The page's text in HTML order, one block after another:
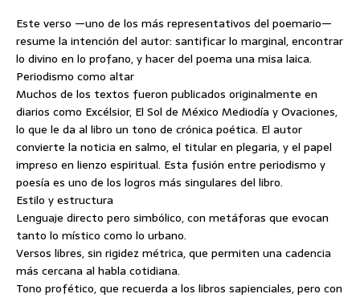
Este verso —uno de los más representativos del poemario—
resume la intención del autor: santificar lo marginal, encontrar
lo divino en lo profano, y hacer del poema una misa laica.
Periodismo como altar
Muchos de los textos fueron publicados originalmente en
diarios como Excélsior, El Sol de México Mediodía y Ovaciones,
lo que le da al libro un tono de crónica poética. El autor
convierte la noticia en salmo, el titular en plegaria, y el papel
impreso en lienzo espiritual. Esta fusión entre periodismo y
poesía es uno de los logros más singulares del libro.
Estilo y estructura
Lenguaje directo pero simbólico, con metáforas que evocan
tanto lo místico como lo urbano.
Versos libres, sin rigidez métrica, que permiten una cadencia
más cercana al habla cotidiana.
Tono profético, que recuerda a los libros sapienciales, pero con